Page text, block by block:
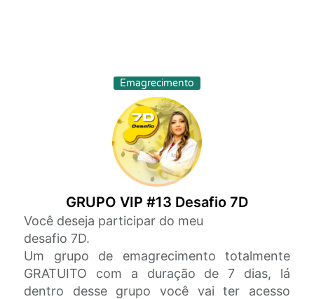
Emagrecimento
GRUPO VIP #13 Desafio 7D
Você deseja participar do meu
desafio 7D.
Um grupo de emagrecimento totalmente
GRATUITO com a duração de 7 dias, lá
dentro desse grupo você vai ter acesso